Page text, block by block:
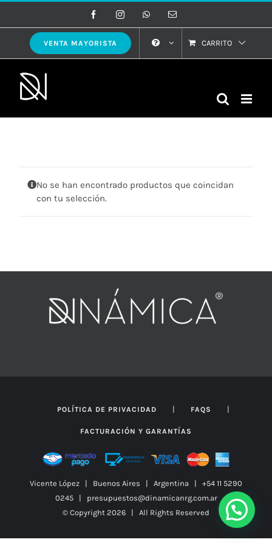
al
contenido
FacebookInstagramWhatsAppCorreo
VENTA MAYORISTA CARRITO
No se han encontrado productos que coincidan
con tu selección.
POLÍTICA DE PRIVACIDAD | FAQS |
FACTURACIÓN Y GARANTÍAS
Vicente López | Buenos Aires | Argentina | +54 11 5290
0245 | presupuestos@dinamicanrg.com.ar
© Copyright 2026 | All Rights Reserved